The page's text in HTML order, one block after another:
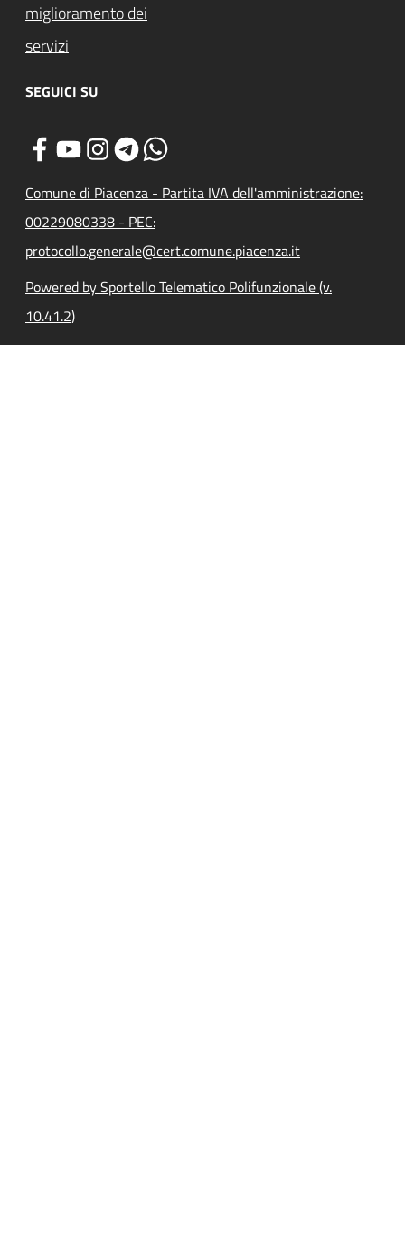
miglioramento dei
servizi
SEGUICI SU
Comune di Piacenza - Partita IVA dell'amministrazione:
00229080338 - PEC:
protocollo.generale@cert.comune.piacenza.it
Powered by Sportello Telematico Polifunzionale (v.
10.41.2)